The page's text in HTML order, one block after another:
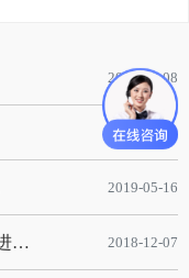
2020-09-08
2020-01-19
2019-05-16
2018年12月7日 强强联手，共同推进电子器件领域APS应用典范 风华高科生产自动化工业互联网应用项目-APS项目启动会 2018-12-07